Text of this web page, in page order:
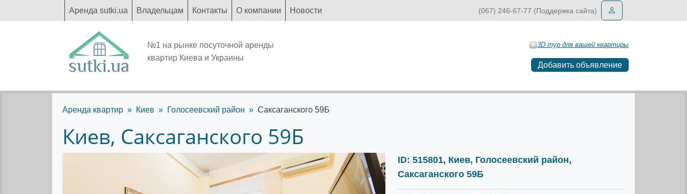
Аренда sutki.ua Владельцам Контакты О компании Новости (067) 246-67-77 (Поддержка сайта)
№1 на рынке посуточной аренды
квартир Киева и Украины
3D тур для вашей квартиры
Добавить объявление
Аренда квартир Киев Голосеевский район Саксаганского 59Б
Киев, Саксаганского 59Б
ID: 515801, Киев, Голосеевский район,
Саксаганского 59Б